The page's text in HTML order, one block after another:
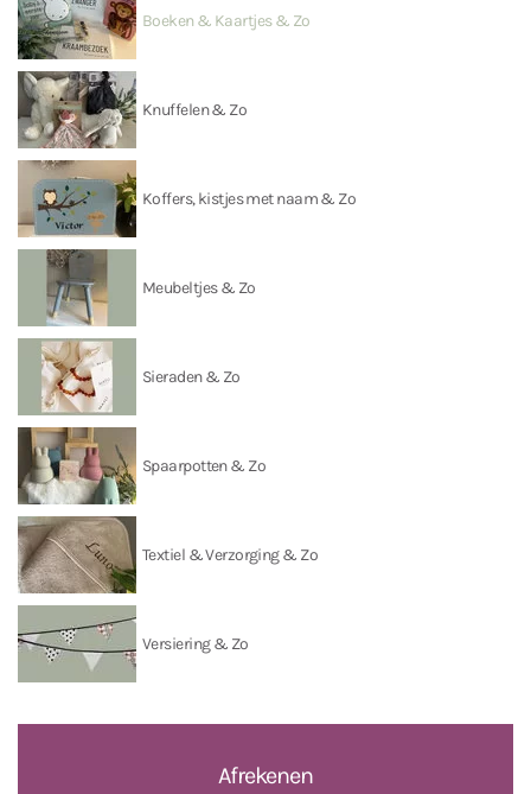
Boeken & Kaartjes & Zo
Knuffelen & Zo
Koffers, kistjes met naam & Zo
Meubeltjes & Zo
Sieraden & Zo
Spaarpotten & Zo
Textiel & Verzorging & Zo
Versiering & Zo
Afrekenen